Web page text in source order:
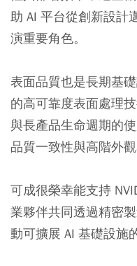
助 AI 平台從創新設計
演重要角色。
表面品質也是長期基
的高可靠度表面處理
與長產品生命週期的
品質一致性與高階外觀
可成很榮幸能支持
業夥伴共同透過精密
動可擴展 AI 基礎設施